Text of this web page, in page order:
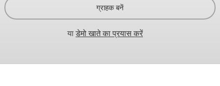
ग्राहक बनें
याडेमो खाते का प्रयास करें